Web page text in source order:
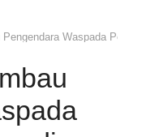
Waspada